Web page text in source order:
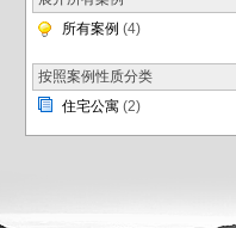
所有案例 (4)
按照案例性质分类
住宅公寓 (2)